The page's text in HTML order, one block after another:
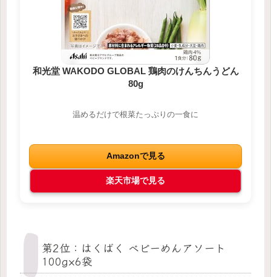
和光堂 WAKODO GLOBAL 鶏肉のけんちんうどん
80g
温めるだけで根菜たっぷりの一食に
Amazonで見る
楽天市場で見る
第2位：はくばく ベビーめんアソート
100g×6袋